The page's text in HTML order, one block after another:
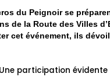
du Peignoir se
de la Route des Villes
cet événement, ils
Une participation évidente